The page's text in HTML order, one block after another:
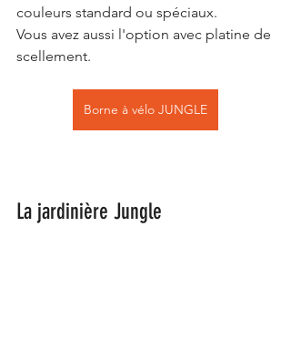
couleurs standard ou spéciaux.
Vous avez aussi l'option avec platine de
scellement.
Borne à vélo JUNGLE
La jardinière Jungle